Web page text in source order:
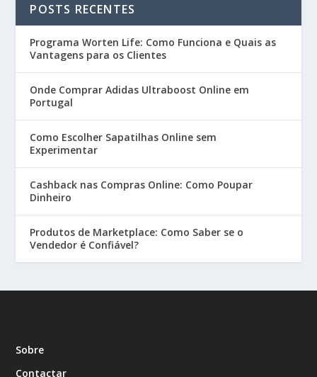
POSTS RECENTES
Programa Worten Life: Como Funciona e Quais as
Vantagens para os Clientes
Onde Comprar Adidas Ultraboost Online em
Portugal
Como Escolher Sapatilhas Online sem
Experimentar
Cashback nas Compras Online: Como Poupar
Dinheiro
Produtos de Marketplace: Como Saber se o
Vendedor é Confiável?
Sobre
Contactar